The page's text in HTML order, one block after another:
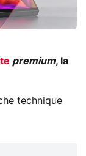
premium, la
technique